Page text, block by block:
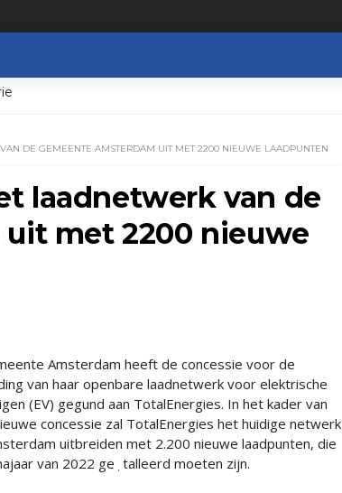
DE GEMEENTE AMSTERDAM UIT MET 2200 NIEUWE LAADPUNTEN
laadnetwerk van de
met 2200 nieuwe
Amsterdam heeft de concessie voor de
van haar openbare laadnetwerk voor elektrische
(EV) gegund aan TotalEnergies. In het kader van
concessie zal TotalEnergies het huidige netwerk
uitbreiden met 2.200 nieuwe laadpunten, die
in het najaar van 2022 ge﮳talleerd moeten zijn.